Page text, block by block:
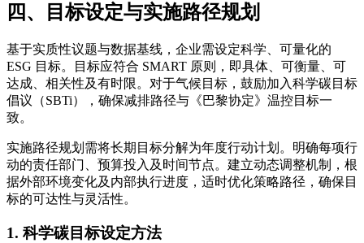
四、目标设定与实施路径规划
基于实质性议题与数据基线，企业需设定科学、可量化的
ESG 目标。目标应符合 SMART 原则，即具体、可衡量、可
达成、相关性及有时限。对于气候目标，鼓励加入科学碳目标
倡议（SBTi），确保减排路径与《巴黎协定》温控目标一
致。
实施路径规划需将长期目标分解为年度行动计划。明确每项行
动的责任部门、预算投入及时间节点。建立动态调整机制，根
据外部环境变化及内部执行进度，适时优化策略路径，确保目
标的可达性与灵活性。
1. 科学碳目标设定方法